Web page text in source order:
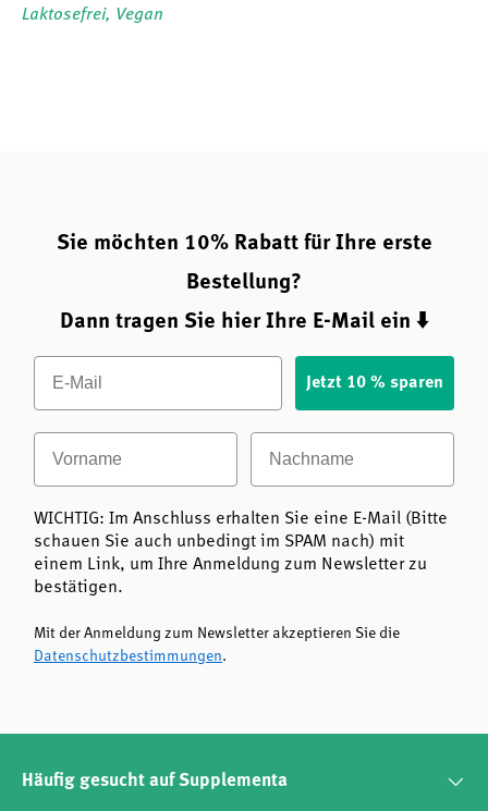
Laktosefrei, Vegan
Sie möchten 10% Rabatt für Ihre erste
Bestellung?
Dann tragen Sie hier Ihre E-Mail ein ⬇️
Email
Jetzt 10 % sparen
Vorname Nachname
WICHTIG: Im Anschluss erhalten Sie eine E-Mail (Bitte
schauen Sie auch unbedingt im SPAM nach) mit
einem Link, um Ihre Anmeldung zum Newsletter zu
bestätigen.
Mit der Anmeldung zum Newsletter akzeptieren Sie die
Datenschutzbestimmungen.
Häufig gesucht auf Supplementa